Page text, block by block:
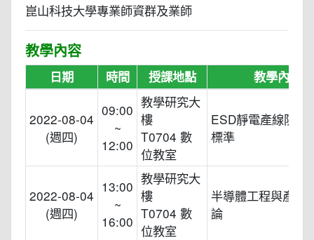
崑山科技大學專業師資群及業師
教學內容
日期 時間 授課地點 教學內容
2022-08-04
(週四)
09:00
~
12:00
教學研究大
樓
T0704 數
位教室
ESD靜電產線防制
標準
2022-08-04
(週四)
13:00
~
16:00
教學研究大
樓
T0704 數
位教室
半導體工程與產業
論